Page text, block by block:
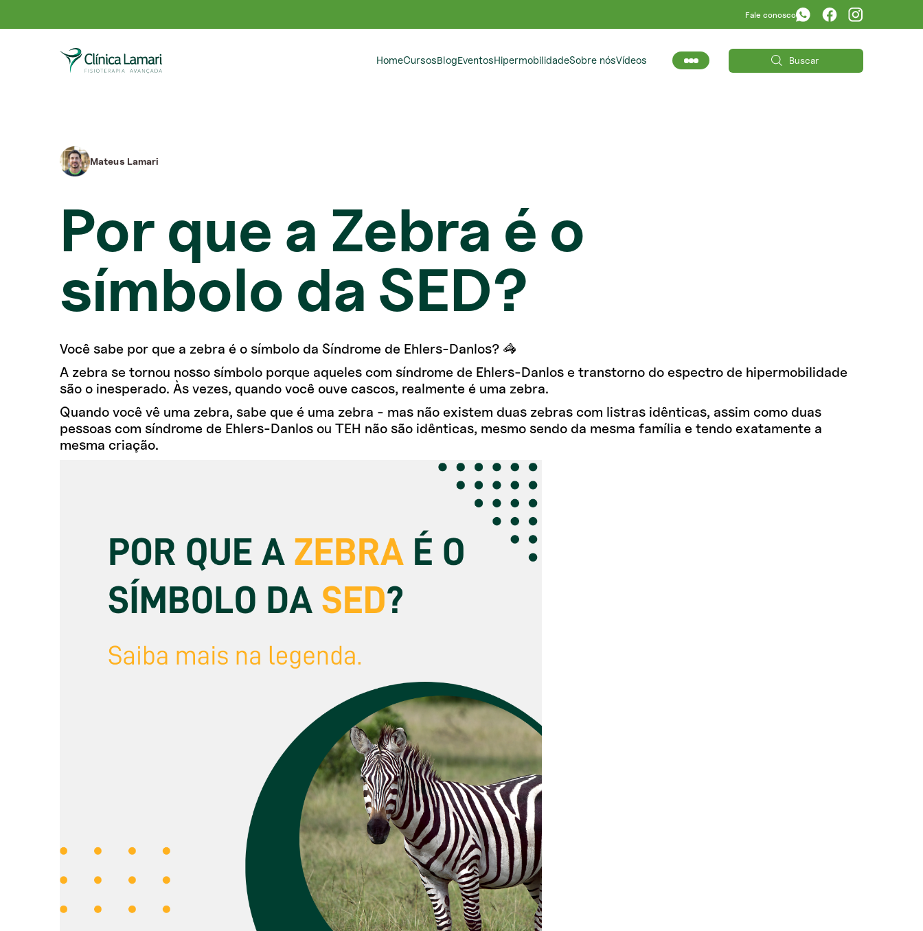
Fale conosco
HomeCursosBlogEventosHipermobilidadeSobre nósVídeos
Mateus Lamari
Por que a Zebra é o
símbolo da SED?
Você sabe por que a zebra é o símbolo da Síndrome de Ehlers-Danlos? 🦓
A zebra se tornou nosso símbolo porque aqueles com síndrome de Ehlers-Danlos e transtorno do espectro de hipermobilidade
são o inesperado. Às vezes, quando você ouve cascos, realmente é uma zebra.
Quando você vê uma zebra, sabe que é uma zebra - mas não existem duas zebras com listras idênticas, assim como duas
pessoas com síndrome de Ehlers-Danlos ou TEH não são idênticas, mesmo sendo da mesma família e tendo exatamente a
mesma criação.